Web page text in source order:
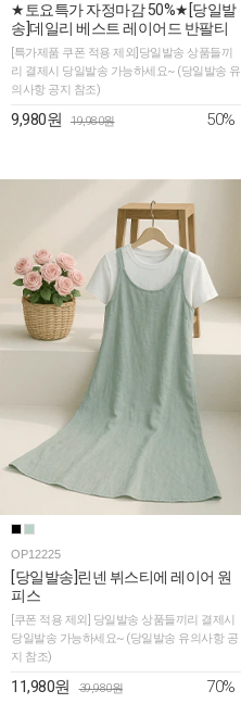
★토요특가 자정마감 50%★[당일발
송]데일리 베스트 레이어드 반팔티
[특가제품 쿠폰 적용 제외]당일발송 상품들끼
리 결제시 당일발송 가능하세요~ (당일발송 유
의사항 공지 참조)
9,980원 19,980원 50%
OP12225
[당일발송]린넨 뷔스티에 레이어 원
피스
[쿠폰 적용 제외] 당일발송 상품들끼리 결제시
당일발송 가능하세요~ (당일발송 유의사항 공
지 참조)
11,980원 39,980원 70%